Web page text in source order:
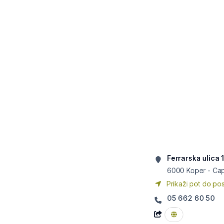
Ferrarska ulica
6000 Koper -
Prikaži pot do
05 662 60 50